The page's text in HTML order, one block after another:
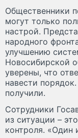
Общественники
могут только
настрой.
народного
улучшению
Новосибирской
уверены, что
навести
получили.
Сотрудники
из ситуации –
контроля. «Один